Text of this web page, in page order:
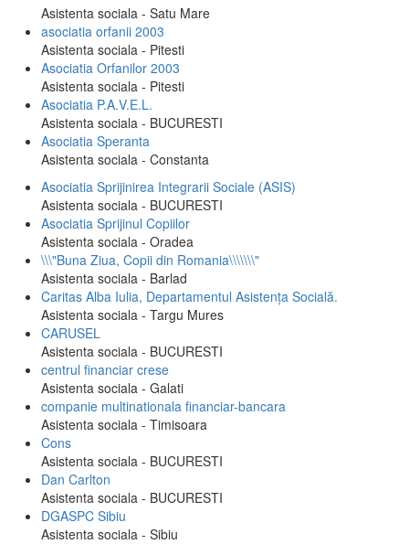
Asistenta sociala - Satu Mare
asociatia orfanii 2003
Asistenta sociala - Pitesti
Asociatia Orfanilor 2003
Asistenta sociala - Pitesti
Asociatia P.A.V.E.L.
Asistenta sociala - BUCURESTI
Asociatia Speranta
Asistenta sociala - Constanta
Asociatia Sprijinirea Integrarii Sociale (ASIS)
Asistenta sociala - BUCURESTI
Asociatia Sprijinul Copiilor
Asistenta sociala - Oradea
\\\"Buna Ziua, Copii din Romania\\\\\\\"
Asistenta sociala - Barlad
Caritas Alba Iulia, Departamentul Asistența Socială.
Asistenta sociala - Targu Mures
CARUSEL
Asistenta sociala - BUCURESTI
centrul financiar crese
Asistenta sociala - Galati
companie multinationala financiar-bancara
Asistenta sociala - Timisoara
Cons
Asistenta sociala - BUCURESTI
Dan Carlton
Asistenta sociala - BUCURESTI
DGASPC Sibiu
Asistenta sociala - Sibiu